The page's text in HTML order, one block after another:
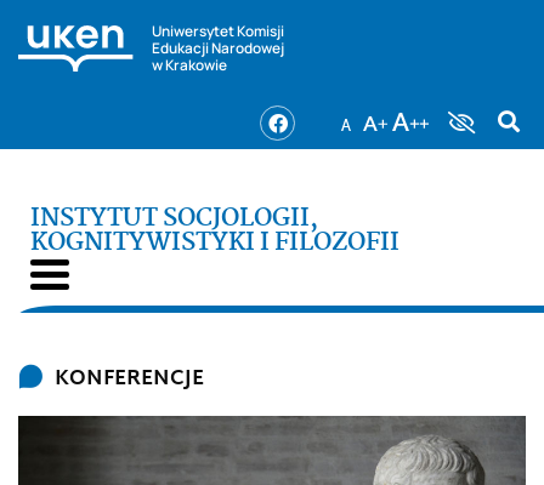
Uniwersytet Komisji
Edukacji Narodowej
w Krakowie
INSTYTUT SOCJOLOGII,
KOGNITYWISTYKI I FILOZOFII
KONFERENCJE